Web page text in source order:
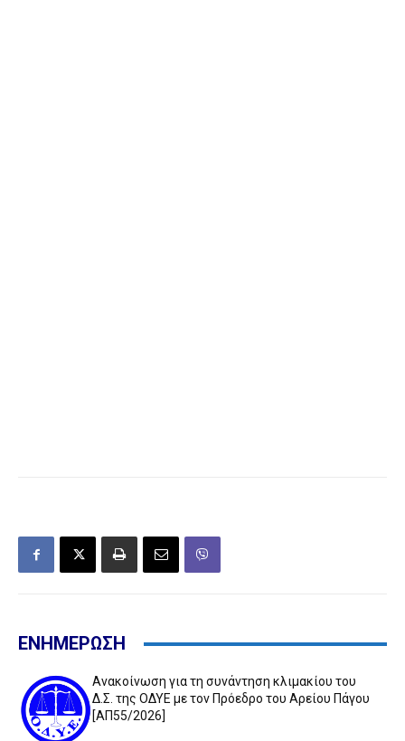
ΕΝΗΜΕΡΩΣΗ
Ανακοίνωση για τη συνάντηση κλιμακίου του
Δ.Σ. της ΟΔΥΕ με τον Πρόεδρο του Αρείου Πάγου
[ΑΠ55/2026]